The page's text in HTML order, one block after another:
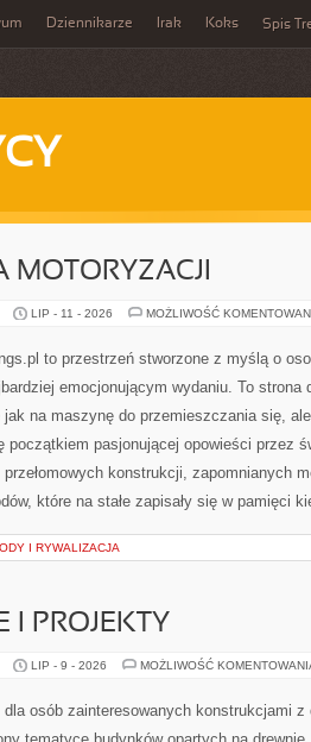
Dziennikarze Irak Koks Spis
MOTORYZACJI
LIP - 11 - 2026 MOŻLIWOŚĆ
to przestrzeń stworzone z myślą o
emocjonującym wydaniu. To
jak na maszynę do przemieszczania się,
początkiem pasjonującej opowieści przez
przełomowych konstrukcji, zapomnianych
które na stałe zapisały się w pamięci
I RYWALIZACJA
I PROJEKTY
LIP - 9 - 2026 MOŻLIWOŚĆ
dla osób zainteresowanych konstrukcjami